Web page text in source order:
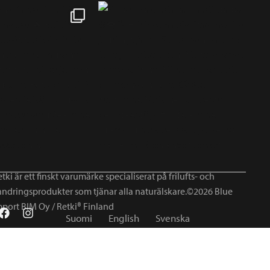
är ett finskt varumärke specialiserat på frilufts- och
som tjänar alla naturälskare.©2026 Blue
BIM Oy / Retki® Finland
Suomi English Svenska